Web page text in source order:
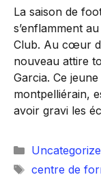
La saison de
s’enflamment
Club. Au cœur
nouveau attire
Garcia. Ce
montpelliérain,
avoir gravi les
Catégories
Étiquettes
centre de